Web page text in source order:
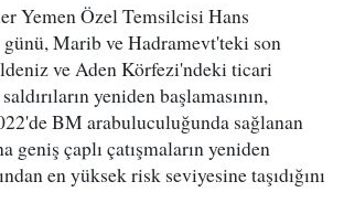
Yemen Özel Temsilcisi Hans
Marib ve Hadramevt'teki son
ve Aden Körfezi'ndeki ticari
yeniden başlamasının,
BM arabuluculuğunda sağlanan
geniş çaplı çatışmaların yeniden
en yüksek risk seviyesine taşıdığını